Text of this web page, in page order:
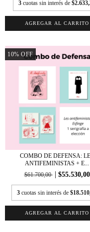
3 cuotas sin interés de
10% OFF
COMBO DE DEFENSA:
ANTIFEMINISTAS + E...
$61.700,00
$55.530,00
3 cuotas sin interés de